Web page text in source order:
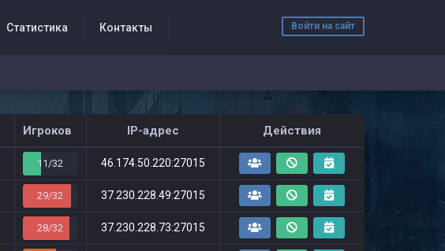
Войти на сайт
Статистика Контакты
Игроков IP-адрес Действия
11/32 46.174.50.220:27015
29/32 37.230.228.49:27015
28/32 37.230.228.73:27015